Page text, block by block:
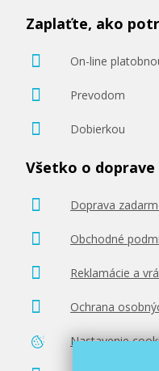
Zaplaťte, ako
On-line
Prevodom
Dobierkou
Všetko o doprave
Doprava
Obchodné
Reklamácie a
Ochrana
Nastavenie